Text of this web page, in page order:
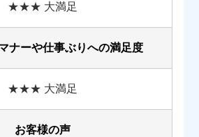
★★★ 大満足
ナーや仕事ぶりへの満足度
★★★ 大満足
お客様の声